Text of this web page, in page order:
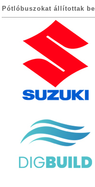
Pótlóbuszokat állítottak be